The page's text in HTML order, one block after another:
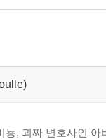
뇽, 괴짜 변호사인